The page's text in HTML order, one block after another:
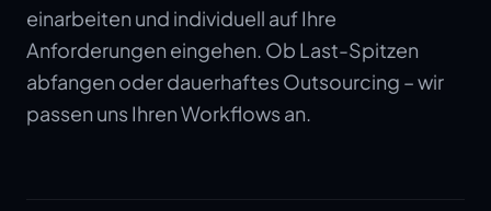
einarbeiten und individuell auf Ihre
Anforderungen eingehen. Ob Last-Spitzen
abfangen oder dauerhaftes Outsourcing – wir
passen uns Ihren Workflows an.